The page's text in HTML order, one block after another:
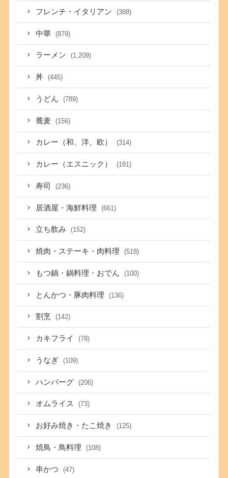
フレンチ・イタリアン (388)
中華 (879)
ラーメン (1,209)
丼 (445)
うどん (789)
蕎麦 (156)
カレー（和、洋、欧） (314)
カレー（エスニック） (191)
寿司 (236)
居酒屋・海鮮料理 (661)
立ち飲み (152)
焼肉・ステーキ・肉料理 (518)
もつ鍋・鍋料理・おでん (100)
とんかつ・豚肉料理 (136)
割烹 (142)
カキフライ (78)
うなぎ (109)
ハンバーグ (206)
オムライス (73)
お好み焼き・たこ焼き (125)
焼鳥・鳥料理 (108)
串かつ (47)